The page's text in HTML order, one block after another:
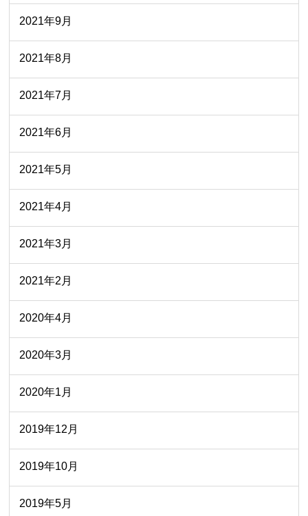
2021年9月
2021年8月
2021年7月
2021年6月
2021年5月
2021年4月
2021年3月
2021年2月
2020年4月
2020年3月
2020年1月
2019年12月
2019年10月
2019年5月